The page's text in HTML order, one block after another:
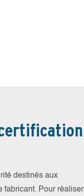
destinés aux
fabricant. Pour réaliser